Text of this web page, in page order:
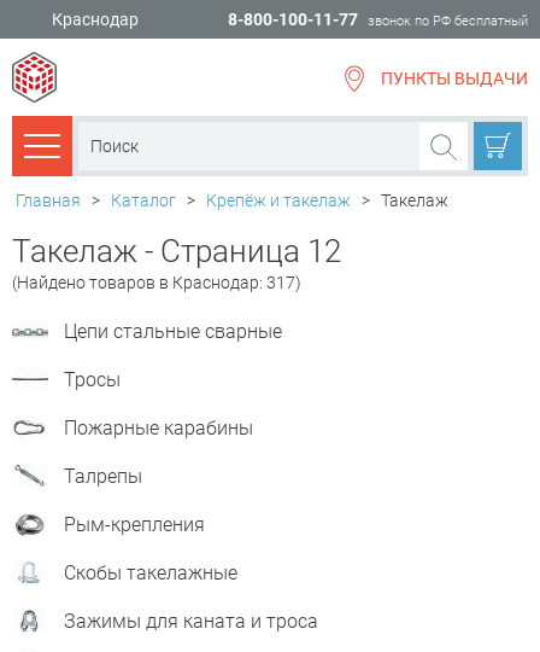
Краснодар 8-800-100-11-77 звонок по РФ бесплатный
ПУНКТЫ ВЫДАЧИ
Каталог товаров
Главная > Каталог > Крепёж и такелаж > Такелаж
Такелаж - Страница 12
(Найдено товаров в Краснодар: 317)
Цепи стальные сварные
Тросы
Пожарные карабины
Талрепы
Рым-крепления
Скобы такелажные
Зажимы для каната и троса